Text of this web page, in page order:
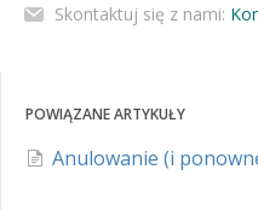
Skontaktuj się z nami:
POWIĄZANE ARTYKUŁY
Anulowanie (i